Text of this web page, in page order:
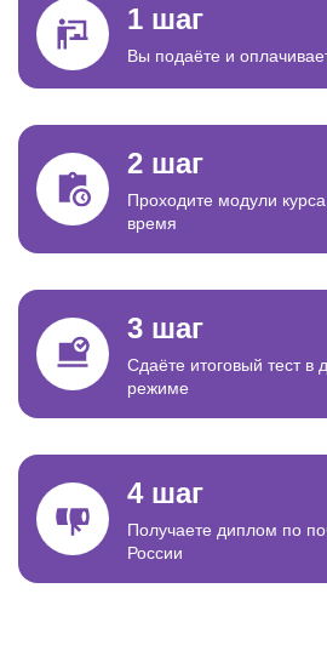
1 шаг
Вы подаёте и
2 шаг
Проходите модули
время
3 шаг
Сдаёте итоговый тест в
режиме
4 шаг
Получаете диплом по
России